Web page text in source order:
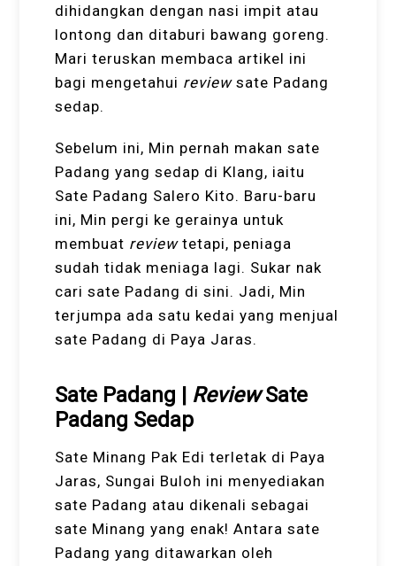
dihidangkan dengan nasi impit atau
lontong dan ditaburi bawang goreng.
Mari teruskan membaca artikel ini
bagi mengetahui reviewsate Padang
sedap.
Sebelum ini, Min pernah makan sate
Padang yang sedap di Klang, iaitu
Sate Padang Salero Kito. Baru-baru
ini, Min pergi ke gerainya untuk
membuat reviewtetapi, peniaga
sudah tidak meniaga lagi. Sukar nak
cari sate Padang di sini. Jadi, Min
terjumpa ada satu kedai yang menjual
sate Padang di Paya Jaras.
Sate Padang | ReviewSate
Padang Sedap
Sate Minang Pak Edi terletak di Paya
Jaras, Sungai Buloh ini menyediakan
sate Padang atau dikenali sebagai
sate Minang yang enak! Antara sate
Padang yang ditawarkan oleh